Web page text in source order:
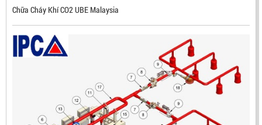
Chữa Cháy Khí CO2 UBE Malaysia